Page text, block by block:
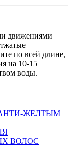
движениями
по всей длине,
на 10-15
воды.
ЖЕЛТЫМ
ВОЛОС